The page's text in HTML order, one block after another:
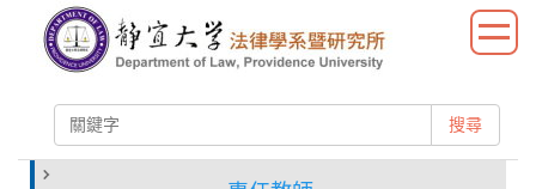
容
搜尋